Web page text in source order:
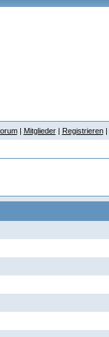
| Mitglieder| Registrieren|